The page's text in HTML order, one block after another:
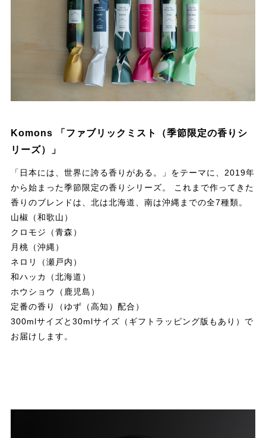
Komons 「ファブリックミスト（季節限定の香りシ
リーズ）」
「日本には、世界に誇る香りがある。」をテーマに、2019年
から始まった季節限定の香りシリーズ。 これまで作ってきた
香りのブレンドは、北は北海道、南は沖縄までの全7種類。
山椒（和歌山）
クロモジ（青森）
月桃（沖縄）
ネロリ（瀬戸内）
和ハッカ（北海道）
ホウショウ（鹿児島）
定番の香り（ゆず（高知）配合）
300mlサイズと30mlサイズ（ギフトラッピング版もあり）で
お届けします。